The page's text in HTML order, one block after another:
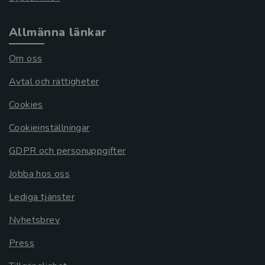
Allmänna länkar
Om oss
Avtal och rättigheter
Cookies
Cookieinställningar
GDPR och personuppgifter
Jobba hos oss
Lediga tjänster
Nyhetsbrev
Press